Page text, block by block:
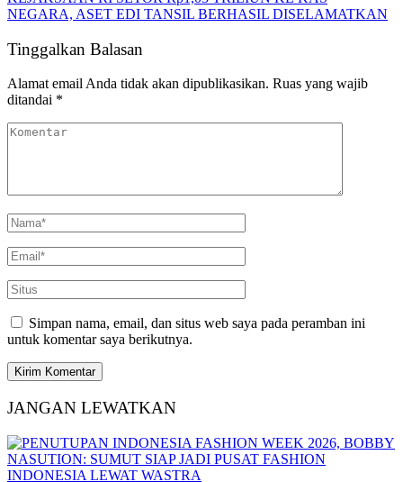
NEGARA, ASET EDI TANSIL BERHASIL DISELAMATKAN
Tinggalkan Balasan
Alamat email Anda tidak akan dipublikasikan. Ruas yang wajib
ditandai *
Simpan nama, email, dan situs web saya pada peramban ini
untuk komentar saya berikutnya.
JANGAN LEWATKAN